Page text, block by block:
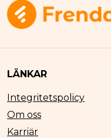
LÄNKAR
Integritetspolicy
Om oss
Karriär